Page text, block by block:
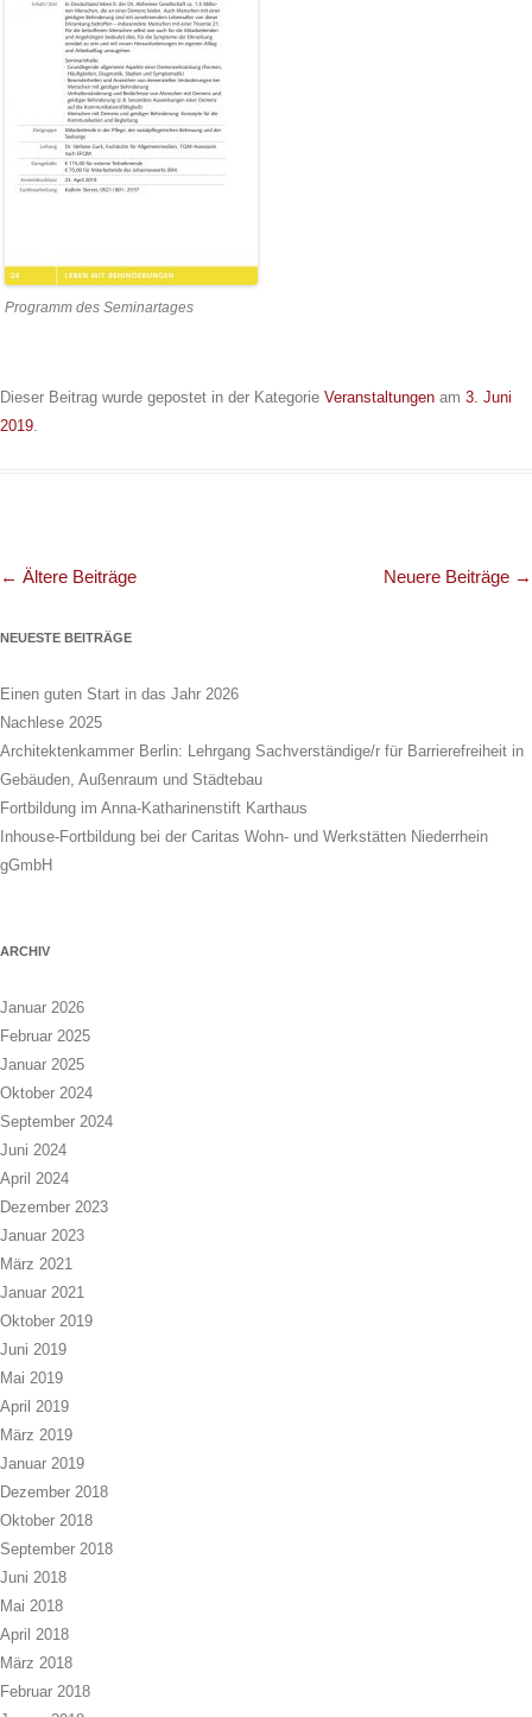
Programm des Seminartages
Dieser Beitrag wurde gepostet in der Kategorie Veranstaltungen am 3. Juni
2019.
Beitrags-
← Ältere Beiträge Neuere Beiträge →
NEUESTE BEITRÄGE
Einen guten Start in das Jahr 2026
Nachlese 2025
Architektenkammer Berlin: Lehrgang Sachverständige/r für Barrierefreiheit in
Gebäuden, Außenraum und Städtebau
Fortbildung im Anna-Katharinenstift Karthaus
Inhouse-Fortbildung bei der Caritas Wohn- und Werkstätten Niederrhein
gGmbH
ARCHIV
Januar 2026
Februar 2025
Januar 2025
Oktober 2024
September 2024
Juni 2024
April 2024
Dezember 2023
Januar 2023
März 2021
Januar 2021
Oktober 2019
Juni 2019
Mai 2019
April 2019
März 2019
Januar 2019
Dezember 2018
Oktober 2018
September 2018
Juni 2018
Mai 2018
April 2018
März 2018
Februar 2018